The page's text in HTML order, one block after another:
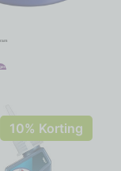
10% Korting